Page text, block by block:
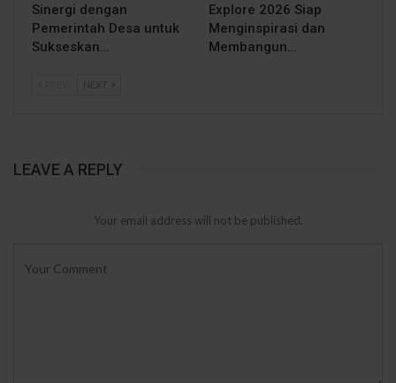
Sinergi dengan
Pemerintah Desa untuk
Sukseskan…
Explore 2026 Siap
Menginspirasi dan
Membangun…
NEXT
LEAVE A REPLY
Your email address will not be published.